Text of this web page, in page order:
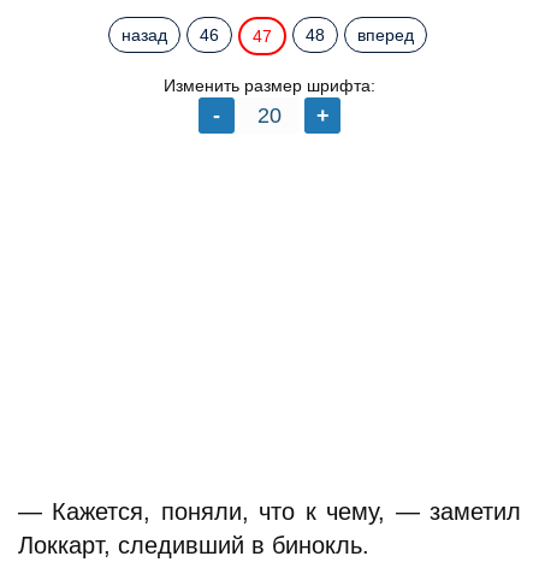
назад 46 47 48 вперед
Изменить размер шрифта:
— Кажется, поняли, что к чему, — заметил
Локкарт, следивший в бинокль.